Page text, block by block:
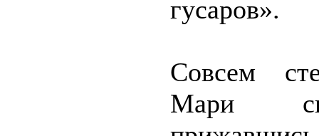
гусаров».
Совсем
Мари